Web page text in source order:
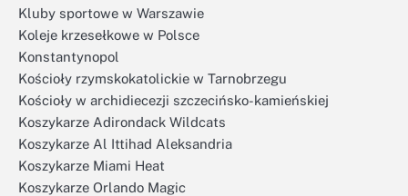
Kluby sportowe w Warszawie
Koleje krzesełkowe w Polsce
Konstantynopol
Kościoły rzymskokatolickie w Tarnobrzegu
Kościoły w archidiecezji szczecińsko-kamieńskiej
Koszykarze Adirondack Wildcats
Koszykarze Al Ittihad Aleksandria
Koszykarze Miami Heat
Koszykarze Orlando Magic